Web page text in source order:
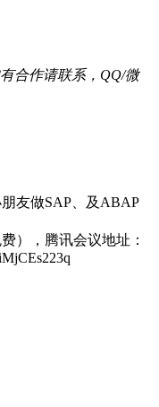
合作请联系，QQ/微
友做SAP、及ABAP
），腾讯会议地址：